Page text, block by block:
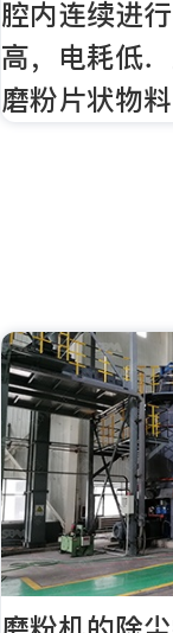
腔内连续进
高，电耗低
磨粉片状物料